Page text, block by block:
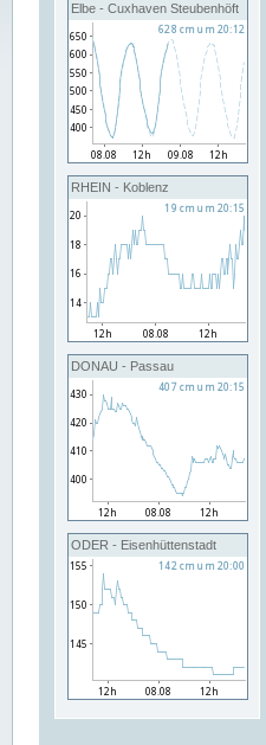
Elbe - Cuxhaven Steubenhöft
RHEIN - Koblenz
DONAU - Passau
ODER - Eisenhüttenstadt